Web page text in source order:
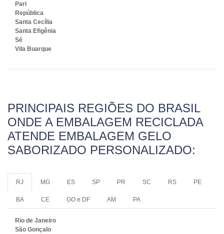
Pari
República
Santa Cecília
Santa Efigênia
Sé
Vila Buarque
PRINCIPAIS REGIÕES DO BRASIL
ONDE A EMBALAGEM RECICLADA
ATENDE EMBALAGEM GELO
SABORIZADO PERSONALIZADO:
RJ MG ES SP PR SC RS PE
BA CE GO e DF AM PA
Rio de Janeiro
São Gonçalo